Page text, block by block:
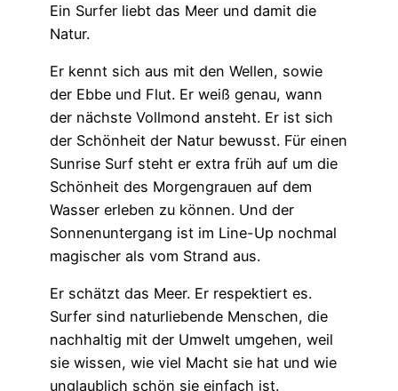
Ein Surfer liebt das Meer und damit die
Natur.
Er kennt sich aus mit den Wellen, sowie
der Ebbe und Flut. Er weiß genau, wann
der nächste Vollmond ansteht. Er ist sich
der Schönheit der Natur bewusst. Für einen
Sunrise Surf steht er extra früh auf um die
Schönheit des Morgengrauen auf dem
Wasser erleben zu können. Und der
Sonnenuntergang ist im Line-Up nochmal
magischer als vom Strand aus.
Er schätzt das Meer. Er respektiert es.
Surfer sind naturliebende Menschen, die
nachhaltig mit der Umwelt umgehen, weil
sie wissen, wie viel Macht sie hat und wie
unglaublich schön sie einfach ist.